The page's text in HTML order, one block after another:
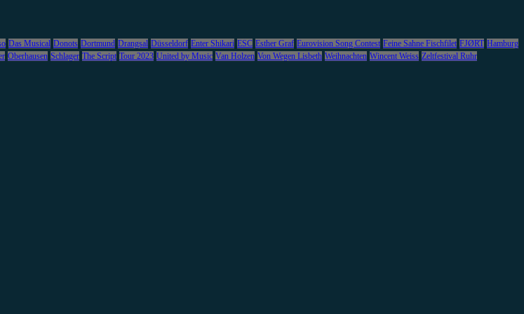
Das Musical Donots Dortmund Drangsal Düsseldorf Enter Shikari ESC Esther Graf Eurovision Song Contest Feine Sahne Fischfilet FJØRT Hamburg
Oberhausen Schlager The Script Tour 2023 United by Music Van Holzen Von Wegen Lisbeth Weihnachten Wincent Weiss Zeltfestival Ruhr